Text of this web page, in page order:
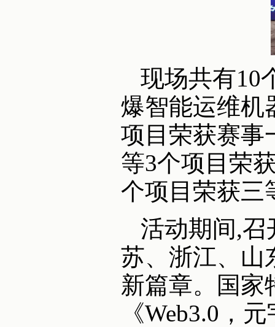
现场共有10
爆智能运维机
项目荣获赛事
等3个项目荣
个项目荣获三
活动期间,召
苏、浙江、山
新篇章。国家
《Web3.0，